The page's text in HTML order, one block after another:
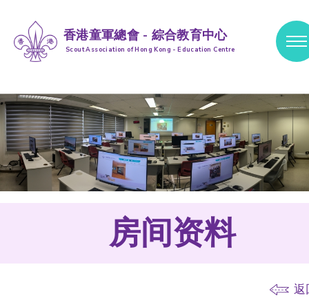
香港童軍總會 - 綜合教育中心
Scout Association of Hong Kong - Education Centre
跳到内容 (按输入键)
房间资料
返